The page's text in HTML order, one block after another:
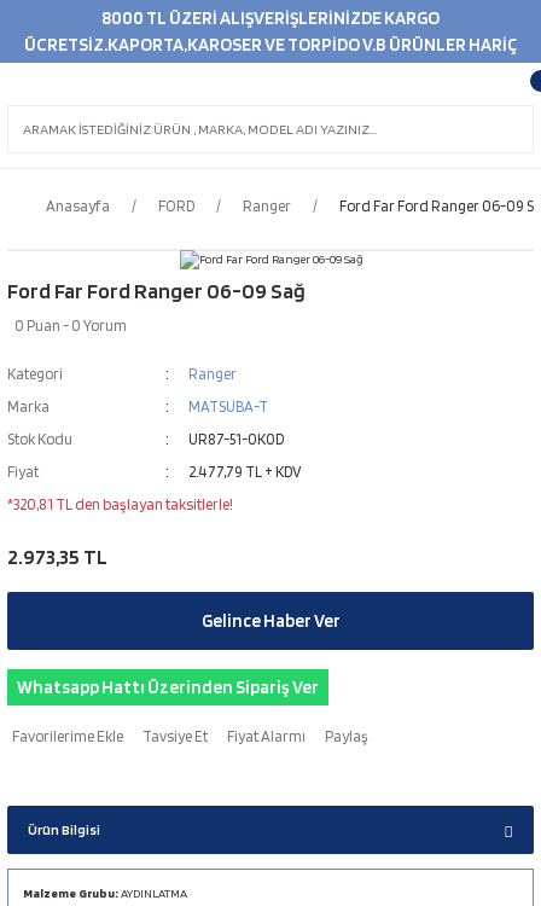
8000 TL ÜZERİ ALIŞVERİŞLERİNİZDE KARGO
ÜCRETSİZ.KAPORTA,KAROSER VE TORPİDO V.B ÜRÜNLER HARİÇ
Anasayfa FORD Ranger Ford Far Ford Ranger 06-09
Ford Far Ford Ranger 06-09 Sağ
0 Puan - 0 Yorum
Kategori
Ranger
Marka
MATSUBA-T
Stok Kodu
UR87-51-0K0D
Fiyat
2.477,79 TL + KDV
*320,81 TL den başlayan taksitlerle!
2.973,35 TL
Gelince Haber Ver
Whatsapp Hattı Üzerinden Sipariş Ver
Tavsiye Et Fiyat Alarmı Paylaş
Ürün Bilgisi
Malzeme Grubu:AYDINLATMA